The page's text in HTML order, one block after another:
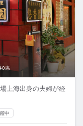
席
上海出身の夫婦が経
中